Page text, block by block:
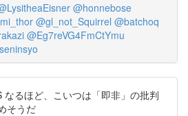
@honnebose
@gl_not_Squirrel @batchoq
@Eg7reVG4FmCtYmu
なるほど、こいつは「即非」の批判
そうだ